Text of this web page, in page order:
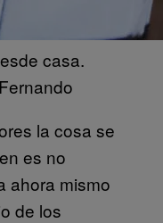
casa.
la cosa se
es no
ahora mismo
de los